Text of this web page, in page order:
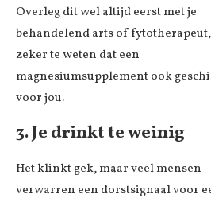
Overleg dit wel altijd eerst met je
behandelend arts of
zeker te weten dat een
magnesiumsupplement ook
voor jou.
3. Je drinkt te weinig
Het klinkt gek, maar veel mensen
verwarren een dorstsignaal voor